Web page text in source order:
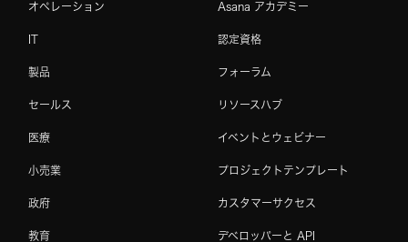
オペレーション
IT
製品
セールス
医療
小売業
政府
教育
Asana アカデミー
認定資格
フォーラム
リソースハブ
イベントとウェビナー
プロジェクトテンプレート
カスタマーサクセス
デベロッパーと API